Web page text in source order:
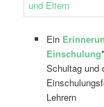
Ein
Einschulung
Schultag und
Lehrern